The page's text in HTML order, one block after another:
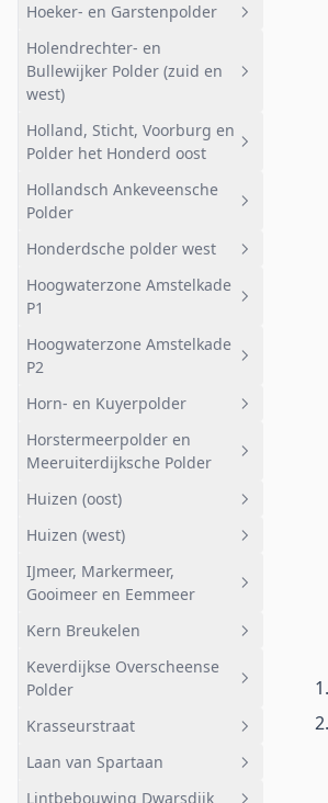
Broekerpolder
Heintjesrakpolder
Hilversumse Meent
Geheel afwateringsgebied
Hilversumse Ondermeent
Hoeker- en Garstenpolder
Geheel afwateringsgebied
Bemalen gebied
Noord
Oost
Holendrechter- en
Bullewijker Polder (zuid en
west)
Geheel afwateringsgebied
Polder (z en w)
Holland, Sticht, Voorburg en
Polder het Honderd oost
Geheel afwateringsgebied
Hollandsch Ankeveensche
Polder
Geheel afwateringsgebied
Bemalen
noord
zuid
Hollandsch Ankeveensche
Polder oost
Ankeveense Plassen HAP oost
Peilgebied 24-4
Honderdsche polder west
Geheel afwateringsgebied
Hoogwaterzone Amstelkade
P1
Geheel afwateringsgebied
Hoogwaterzone Amstelkade
P2
Geheel afwateringsgebied
Hoogwaterzone Amstelkade P2
Horn- en Kuyerpolder
Geheel afwateringsgebied
Bemalen gebied
Den Berg
Horstermeerpolder en
Meeruiterdijksche Polder
Geheel afwateringsgebied
Korremof
Polder
Meeruiterdijksche Polder
Huizen (oost)
Geheel afwateringsgebied
Bijvanck en Vierde Kwadrant
Huizen (west)
Geheel afwateringsgebied
IJmeer, Markermeer,
Gooimeer en Eemmeer
Geheel afwateringsgebied
Bovenmaat
Diemerzeedijk noord
Kern Breukelen
Geheel afwateringsgebied
Keverdijkse Overscheense
Polder
Geheel afwateringsgebied
Deelgebied 1
Krasseurstraat
Geheel afwateringsgebied
Laan van Spartaan
Lintbebouwing Dwarsdijk